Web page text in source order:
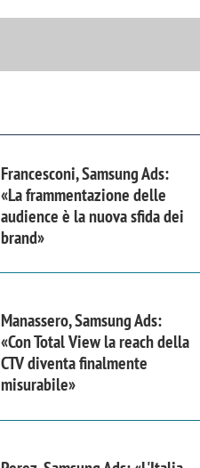
Francesconi, Samsung Ads:
«La frammentazione delle
audience è la nuova sfida dei
brand»
Manassero, Samsung Ads:
«Con Total View la reach della
CTV diventa finalmente
misurabile»